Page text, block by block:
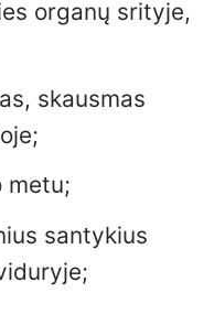
organų srityje,
skausmas
metu;
santykius